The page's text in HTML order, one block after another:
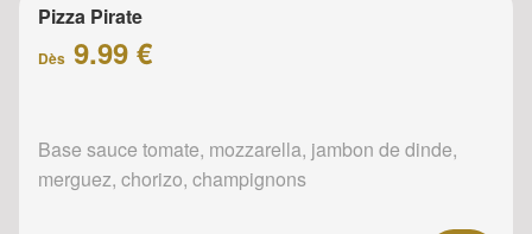
Pizza Pirate
Dès 9.99 €
Base sauce tomate, mozzarella, jambon de dinde,
merguez, chorizo, champignons